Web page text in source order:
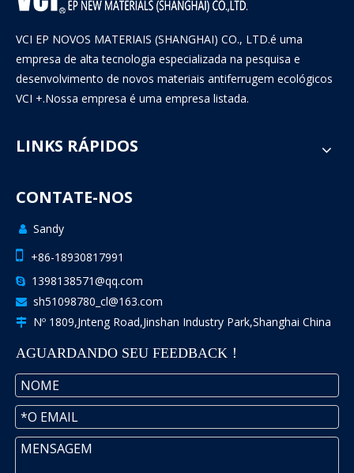
VCI EP NOVOS MATERIAIS (SHANGHAI) CO., LTD.é uma
empresa de alta tecnologia especializada na pesquisa e
desenvolvimento de novos materiais antiferrugem ecológicos
VCI +.Nossa empresa é uma empresa listada.
LINKS RÁPIDOS
CONTATE-NOS
 Sandy
 +86-18930817991
 1398138571@qq.com
 sh51098780_cl@163.com
 Nº 1809,Jnteng Road,Jinshan Industry Park,Shanghai China
AGUARDANDO SEU FEEDBACK！